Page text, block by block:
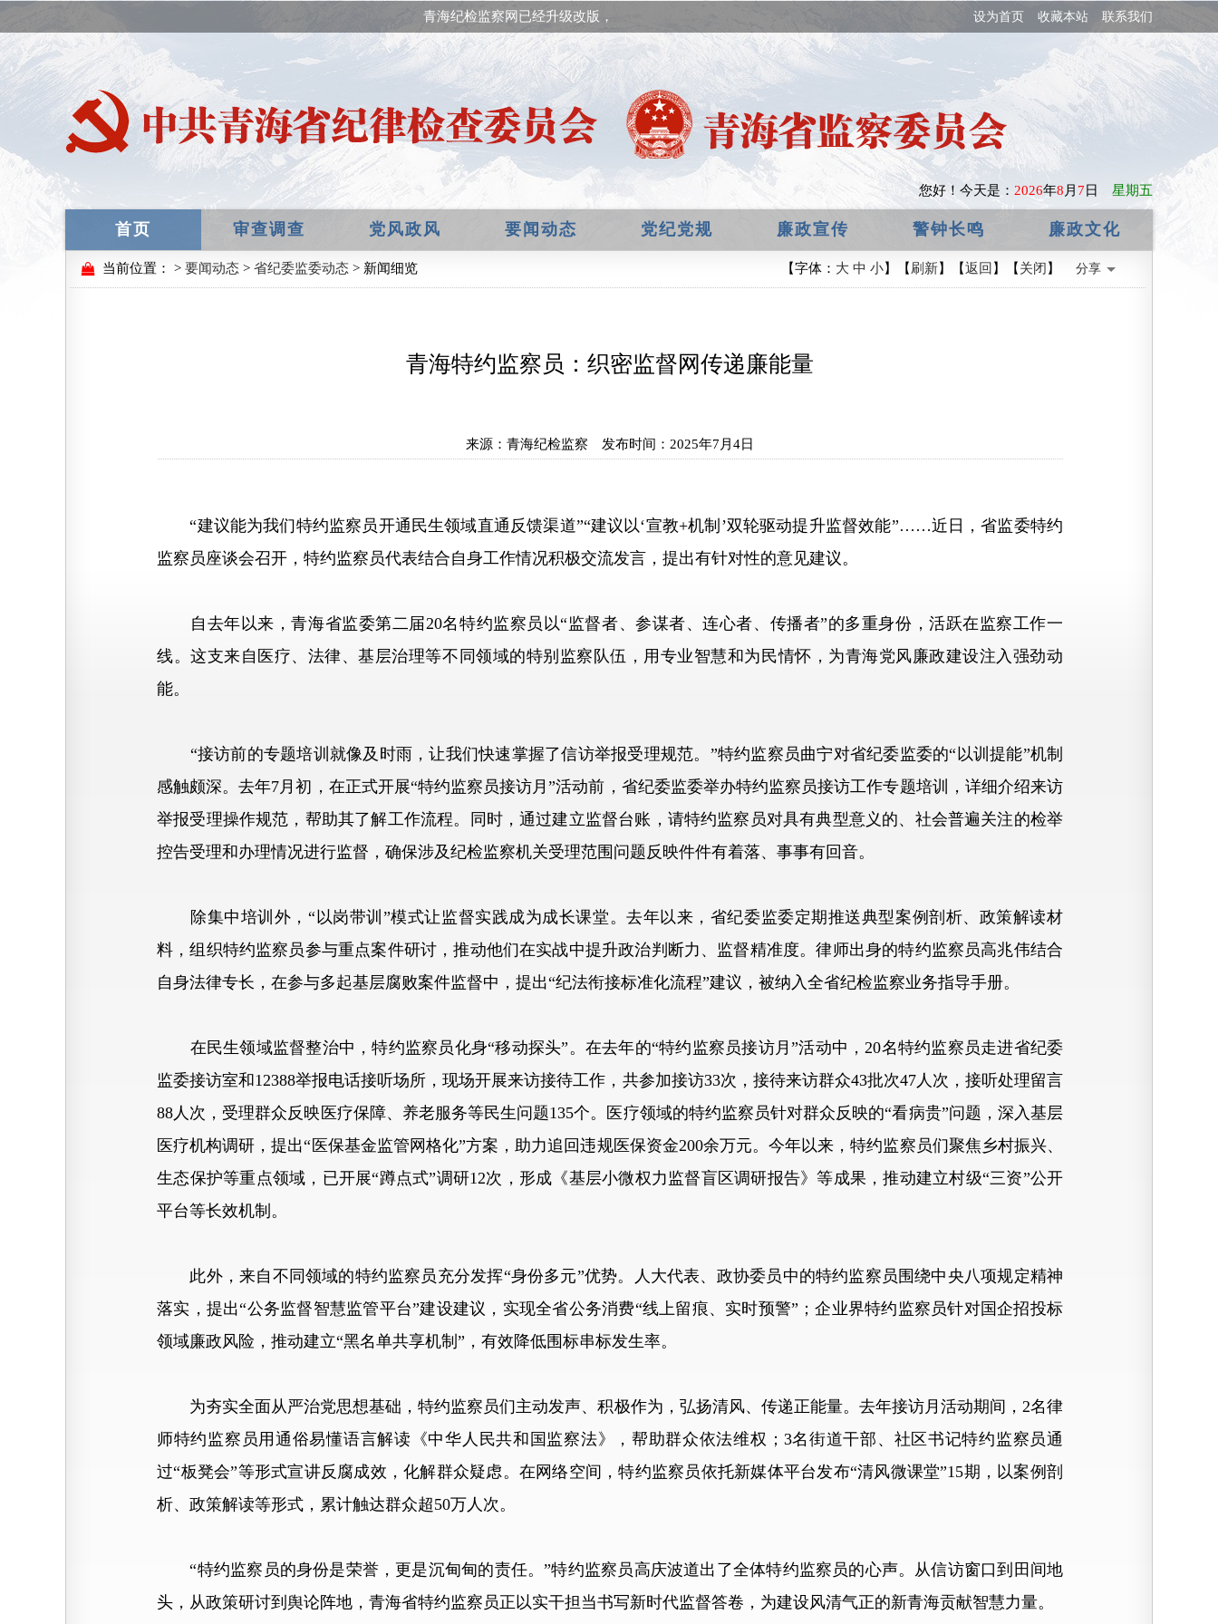
青海纪检监察网已经升级改版，欢迎提出宝贵意见！ 设为首页 收藏本站 联系我们
您好！ 今天是： 2026年8 月 7 日 星期五
首页 审查调查 党风政风 要闻动态 党纪党规 廉政宣传 警钟长鸣 廉政文化
当前位置： > 要闻动态 > 省纪委监委动态 > 新闻细览 【字体： 大 中 小】【刷新】【返回 】【关闭 】 分享
青海特约监察员：织密监督网传递廉能量
来源： 青海纪检监察 发布时间： 2025年7月4日
“建议能为我们特约监察员开通民生领域直通反馈渠道”“建议以‘宣教+机制’双轮驱动提升监督效能”……近日，省监委特约
监察员座谈会召开，特约监察员代表结合自身工作情况积极交流发言，提出有针对性的意见建议。
自去年以来，青海省监委第二届20名特约监察员以“监督者、参谋者、连心者、传播者”的多重身份，活跃在监察工作一
线。这支来自医疗、法律、基层治理等不同领域的特别监察队伍，用专业智慧和为民情怀，为青海党风廉政建设注入强劲动
能。
“接访前的专题培训就像及时雨，让我们快速掌握了信访举报受理规范。”特约监察员曲宁对省纪委监委的“以训提能”机制
感触颇深。去年7月初，在正式开展“特约监察员接访月”活动前，省纪委监委举办特约监察员接访工作专题培训，详细介绍来访
举报受理操作规范，帮助其了解工作流程。同时，通过建立监督台账，请特约监察员对具有典型意义的、社会普遍关注的检举
控告受理和办理情况进行监督，确保涉及纪检监察机关受理范围问题反映件件有着落、事事有回音。
除集中培训外，“以岗带训”模式让监督实践成为成长课堂。去年以来，省纪委监委定期推送典型案例剖析、政策解读材
料，组织特约监察员参与重点案件研讨，推动他们在实战中提升政治判断力、监督精准度。律师出身的特约监察员高兆伟结合
自身法律专长，在参与多起基层腐败案件监督中，提出“纪法衔接标准化流程”建议，被纳入全省纪检监察业务指导手册。
在民生领域监督整治中，特约监察员化身“移动探头”。在去年的“特约监察员接访月”活动中，20名特约监察员走进省纪委
监委接访室和12388举报电话接听场所，现场开展来访接待工作，共参加接访33次，接待来访群众43批次47人次，接听处理留言
88人次，受理群众反映医疗保障、养老服务等民生问题135个。医疗领域的特约监察员针对群众反映的“看病贵”问题，深入基层
医疗机构调研，提出“医保基金监管网格化”方案，助力追回违规医保资金200余万元。今年以来，特约监察员们聚焦乡村振兴、
生态保护等重点领域，已开展“蹲点式”调研12次，形成《基层小微权力监督盲区调研报告》等成果，推动建立村级“三资”公开
平台等长效机制。
此外，来自不同领域的特约监察员充分发挥“身份多元”优势。人大代表、政协委员中的特约监察员围绕中央八项规定精神
落实，提出“公务监督智慧监管平台”建设建议，实现全省公务消费“线上留痕、实时预警”；企业界特约监察员针对国企招投标
领域廉政风险，推动建立“黑名单共享机制”，有效降低围标串标发生率。
为夯实全面从严治党思想基础，特约监察员们主动发声、积极作为，弘扬清风、传递正能量。去年接访月活动期间，2名律
师特约监察员用通俗易懂语言解读《中华人民共和国监察法》，帮助群众依法维权；3名街道干部、社区书记特约监察员通
过“板凳会”等形式宣讲反腐成效，化解群众疑虑。在网络空间，特约监察员依托新媒体平台发布“清风微课堂”15期，以案例剖
析、政策解读等形式，累计触达群众超50万人次。
“特约监察员的身份是荣誉，更是沉甸甸的责任。”特约监察员高庆波道出了全体特约监察员的心声。从信访窗口到田间地
头，从政策研讨到舆论阵地，青海省特约监察员正以实干担当书写新时代监督答卷，为建设风清气正的新青海贡献智慧力量。